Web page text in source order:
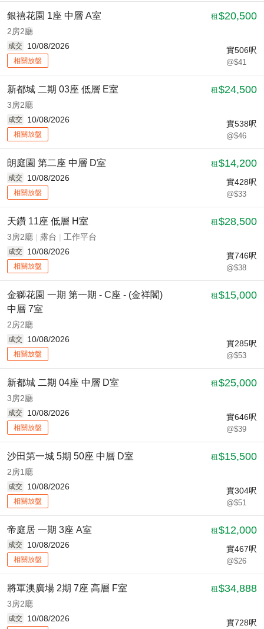
銀禧花園 1座 中層 A室
2房2廳
租 $20,500
成交 10/08/2026
相關放盤
實506呎
@$41
新都城 二期 03座 低層 E室
3房2廳
租 $24,500
成交 10/08/2026
相關放盤
實538呎
@$46
朗庭園 第二座 中層 D室 租 $14,200
成交 10/08/2026
相關放盤
實428呎
@$33
天鑽 11座 低層 H室
3房2廳 | 露台 | 工作平台
租 $28,500
成交 10/08/2026
相關放盤
實746呎
@$38
金獅花園 一期 第一期 - C座 - (金祥閣)
中層 7室
2房2廳
租 $15,000
成交 10/08/2026
相關放盤
實285呎
@$53
新都城 二期 04座 中層 D室
3房2廳
租 $25,000
成交 10/08/2026
相關放盤
實646呎
@$39
沙田第一城 5期 50座 中層 D室
2房1廳
租 $15,500
成交 10/08/2026
相關放盤
實304呎
@$51
帝庭居 一期 3座 A室 租 $12,000
成交 10/08/2026
相關放盤
實467呎
@$26
將軍澳廣場 2期 7座 高層 F室
3房2廳
租 $34,888
成交 10/08/2026 實728呎